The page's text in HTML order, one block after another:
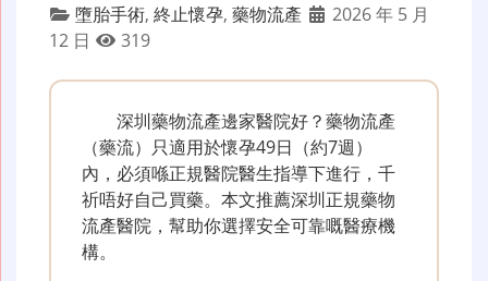
墮胎手術, 終止懷孕, 藥物流產
2026 年 5 月
12 日
319
深圳藥物流產邊家醫院好？藥物流產
（藥流）只適用於懷孕49日（約7週）
內，必須喺正規醫院醫生指導下進行，千
祈唔好自己買藥。本文推薦深圳正規藥物
流產醫院，幫助你選擇安全可靠嘅醫療機
構。